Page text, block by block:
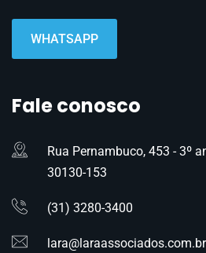
WHATSAPP
Fale conosco
Rua Pernambuco, 453 - 3º
30130-153
(31) 3280-3400
lara@laraassociados.com.br